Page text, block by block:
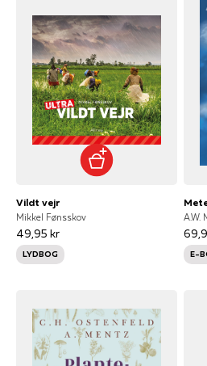
Vildt vejr
Mikkel Fønsskov
49,95 kr
LYDBOG
A.W.
E-